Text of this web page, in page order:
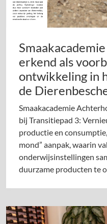
erkend als
ontwikkeling in
de
Smaakacademie
bij Transitiepad 3:
productie en
mond” aanpak, waarin
onderwijsinstellingen
duurzame producten te